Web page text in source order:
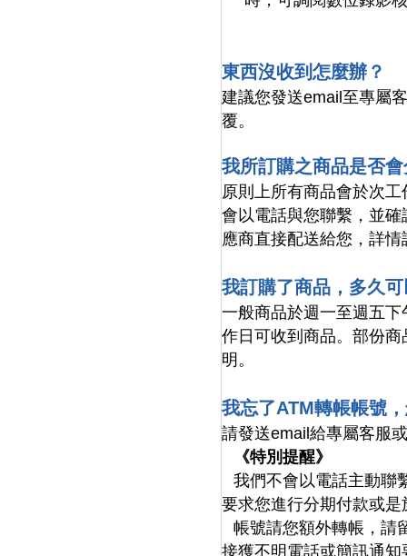
東西沒收到怎麼辦？
建議您發送email至專屬
覆。
我所訂購之商品是否
原則上所有商品會於次
會以電話與您聯繫，並
應商直接配送給您，詳
我訂購了商品，多久
一般商品於週一至週五
作日可收到商品。部份
明。
我忘了ATM轉帳帳號
請發送email給專屬客服或
《特別提醒》
我們不會以電話主動聯
要求您進行分期付款或是
帳號請您額外轉帳，請
接獲不明電話或簡訊通知